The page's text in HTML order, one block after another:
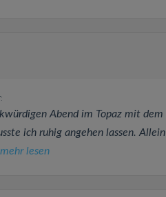
Abend im Topaz mit dem
ich ruhig angehen lassen. Allein
mehr lesen